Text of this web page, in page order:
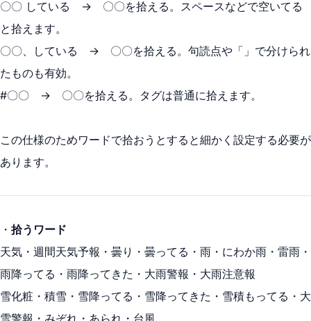
〇〇 している → 〇〇を拾える。スペースなどで空いてる
と拾えます。
〇〇、している → 〇〇を拾える。句読点や「」で分けられ
たものも有効。
#〇〇 → 〇〇を拾える。タグは普通に拾えます。
この仕様のためワードで拾おうとすると細かく設定する必要が
あります。
・ 拾うワード
天気・週間天気予報・曇り・曇ってる・雨・にわか雨・雷雨・
雨降ってる・雨降ってきた・大雨警報・大雨注意報
雪化粧・積雪・雪降ってる・雪降ってきた・雪積もってる・大